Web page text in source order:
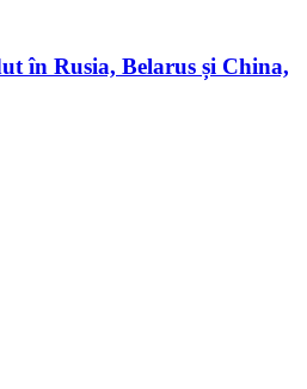
în Rusia, Belarus și China,